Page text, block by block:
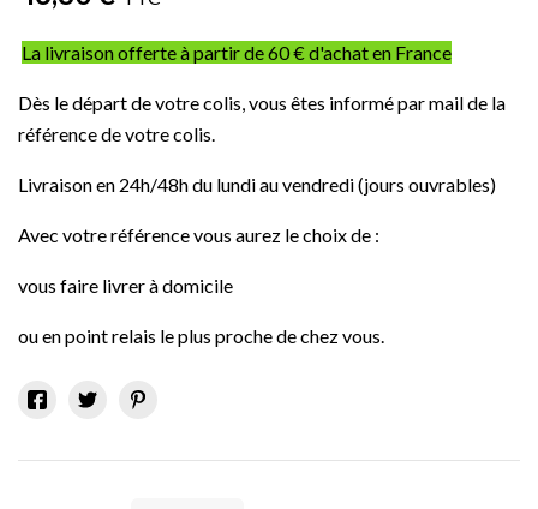
La livraison offerte à partir de 60 € d'achat en France
Dès le départ de votre colis, vous êtes informé par mail de la
référence de votre colis.
Livraison en 24h/48h du lundi au vendredi (jours ouvrables)
Avec votre référence vous aurez le choix de :
vous faire livrer à domicile
ou en point relais le plus proche de chez vous.